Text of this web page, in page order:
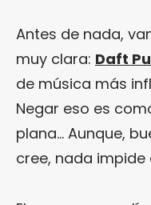
Antes de nada,
muy clara: Daft
de música más
Negar eso es
plana… Aunque,
cree, nada